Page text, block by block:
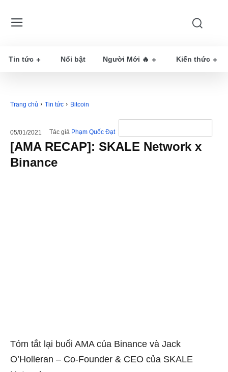
Tin tức Nổi bật Người Mới 🔥 Kiến thức
Trang chủ Tin tức Bitcoin
05/01/2021 Tác giả Phạm Quốc Đạt
[AMA RECAP]: SKALE Network x
Binance
Tóm tắt lại buổi AMA của Binance và Jack
O’Holleran – Co-Founder & CEO của SKALE